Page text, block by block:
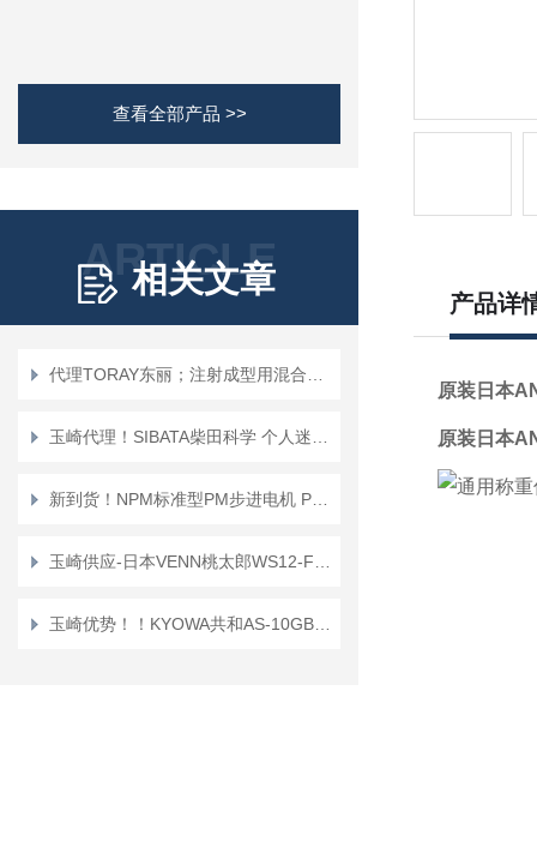
查看全部产品 >>
ARTICLE
相关文章
产品详
原装日本
原装日本